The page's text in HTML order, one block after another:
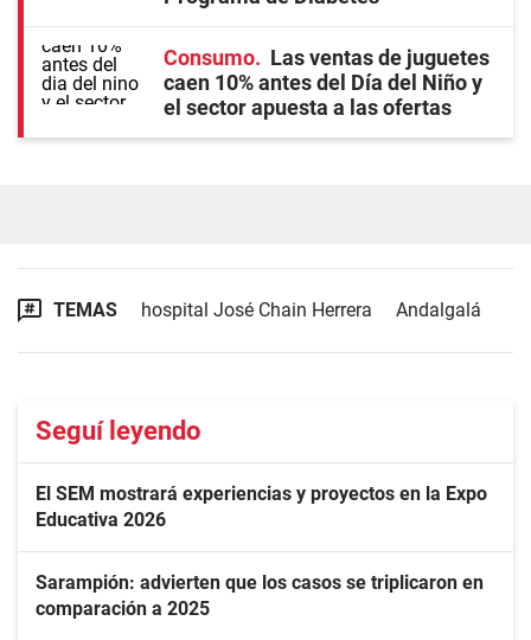
Consumo
Las ventas de juguetes
caen 10% antes del Día del Niño y
el sector apuesta a las ofertas
TEMAS hospital José Chain Herrera Andalgalá
Seguí leyendo
El SEM mostrará experiencias y proyectos en la Expo
Educativa 2026
Sarampión: advierten que los casos se triplicaron en
comparación a 2025